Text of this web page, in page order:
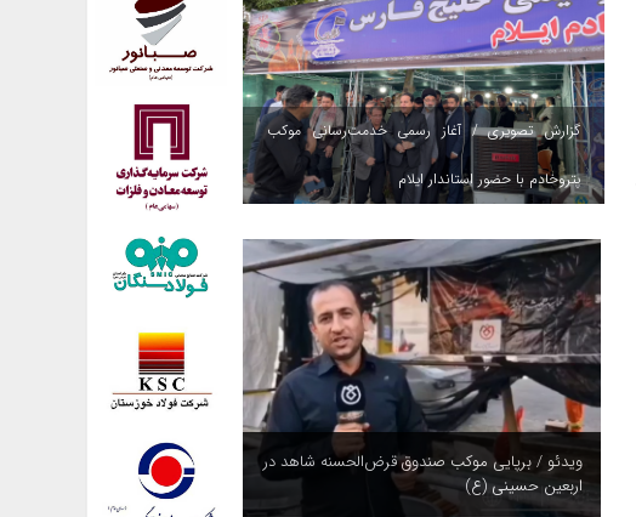
گزارش تصویری / آغاز رسمی خدمت‌رسانی موکب
پتروخادم با حضور استاندار ایلام
ویدئو / برپایی موکب صندوق قرض‌الحسنه شاهد در
اربعین حسینی (ع)